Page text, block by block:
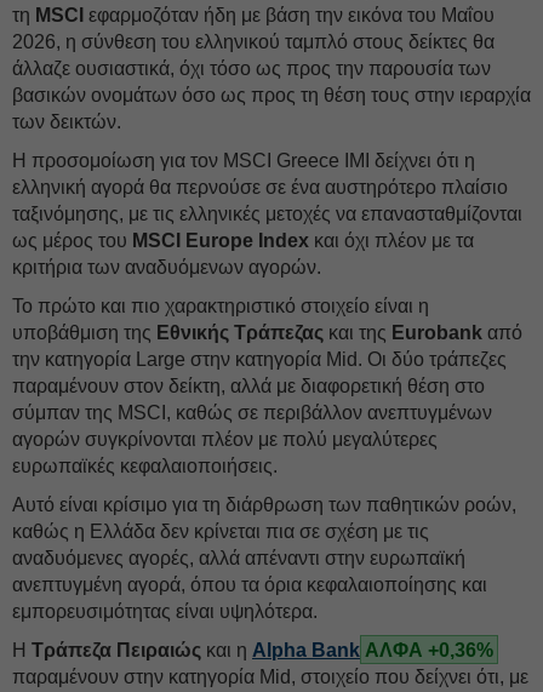
τη MSCI εφαρμοζόταν ήδη με βάση την εικόνα του Μαΐου
2026, η σύνθεση του ελληνικού ταμπλό στους δείκτες θα
άλλαζε ουσιαστικά, όχι τόσο ως προς την παρουσία των
βασικών ονομάτων όσο ως προς τη θέση τους στην ιεραρχία
των δεικτών.
Η προσομοίωση για τον MSCI Greece IMI δείχνει ότι η
ελληνική αγορά θα περνούσε σε ένα αυστηρότερο πλαίσιο
ταξινόμησης, με τις ελληνικές μετοχές να επανασταθμίζονται
ως μέρος του MSCI Europe Index και όχι πλέον με τα
κριτήρια των αναδυόμενων αγορών.
Το πρώτο και πιο χαρακτηριστικό στοιχείο είναι η
υποβάθμιση της Εθνικής Τράπεζας και της Eurobank από
την κατηγορία Large στην κατηγορία Mid. Οι δύο τράπεζες
παραμένουν στον δείκτη, αλλά με διαφορετική θέση στο
σύμπαν της MSCI, καθώς σε περιβάλλον ανεπτυγμένων
αγορών συγκρίνονται πλέον με πολύ μεγαλύτερες
ευρωπαϊκές κεφαλαιοποιήσεις.
Αυτό είναι κρίσιμο για τη διάρθρωση των παθητικών ροών,
καθώς η Ελλάδα δεν κρίνεται πια σε σχέση με τις
αναδυόμενες αγορές, αλλά απέναντι στην ευρωπαϊκή
ανεπτυγμένη αγορά, όπου τα όρια κεφαλαιοποίησης και
εμπορευσιμότητας είναι υψηλότερα.
Η Τράπεζα Πειραιώς και η Alpha Bank ΑΛΦΑ +0,36%
παραμένουν στην κατηγορία Mid, στοιχείο που δείχνει ότι, με